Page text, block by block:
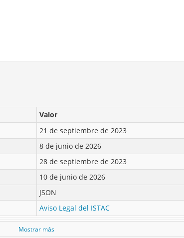
Valor
21 de septiembre de 2023
8 de junio de 2026
28 de septiembre de 2023
10 de junio de 2026
JSON
Aviso Legal del ISTAC
Mostrar más